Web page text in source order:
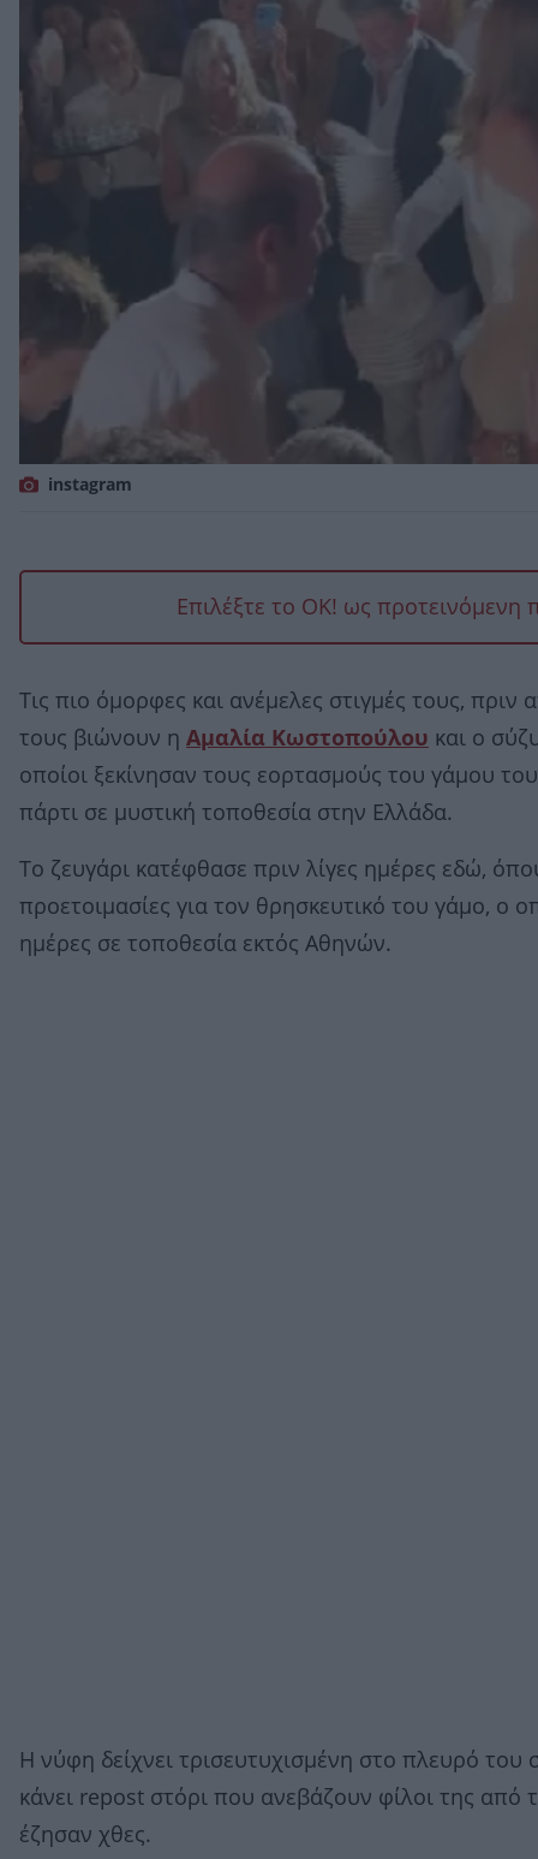
instagram
Επιλέξτε το OK! ως προτεινόμενη
Τις πιο όμορφες και ανέμελες στιγμές τους,
τους βιώνουν η Αμαλία Κωστοπούλου και ο
οποίοι ξεκίνησαν τους εορτασμούς του γάμου
πάρτι σε μυστική τοποθεσία στην Ελλάδα.
Το ζευγάρι κατέφθασε πριν λίγες ημέρες εδώ,
προετοιμασίες για τον θρησκευτικό του γάμο, ο
ημέρες σε τοποθεσία εκτός Αθηνών.
Η νύφη δείχνει τρισευτυχισμένη στο πλευρό του
κάνει repost στόρι που ανεβάζουν φίλοι της από
έζησαν χθες.